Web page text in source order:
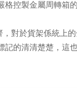
格控製金屬周轉箱
對於貨架係統上
記的清清楚楚，這